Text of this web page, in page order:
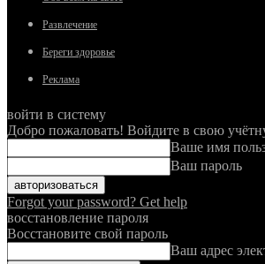
Развлечение
Береги здоровье
Реклама
войти в систему
Добро пожаловать! Войдите в свою
Ваше имя
Ваш пароль
Forgot your password? Get help
восстановление пароля
Восстановите свой пароль
Ваш адрес